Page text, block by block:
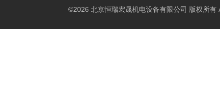
©2026 北京恒瑞宏晟机电设备有限公司 版权所有